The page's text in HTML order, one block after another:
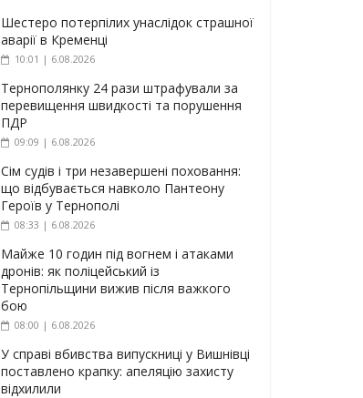
Шестеро потерпілих унаслідок страшної
аварії в Кременці
10:01 | 6.08.2026
Тернополянку 24 рази штрафували за
перевищення швидкості та порушення
ПДР
09:09 | 6.08.2026
Сім судів і три незавершені поховання:
що відбувається навколо Пантеону
Героїв у Тернополі
08:33 | 6.08.2026
Майже 10 годин під вогнем і атаками
дронів: як поліцейський із
Тернопільщини вижив після важкого
бою
08:00 | 6.08.2026
У справі вбивства випускниці у Вишнівці
поставлено крапку: апеляцію захисту
відхилили